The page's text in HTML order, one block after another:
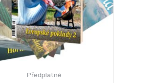
Předplatné